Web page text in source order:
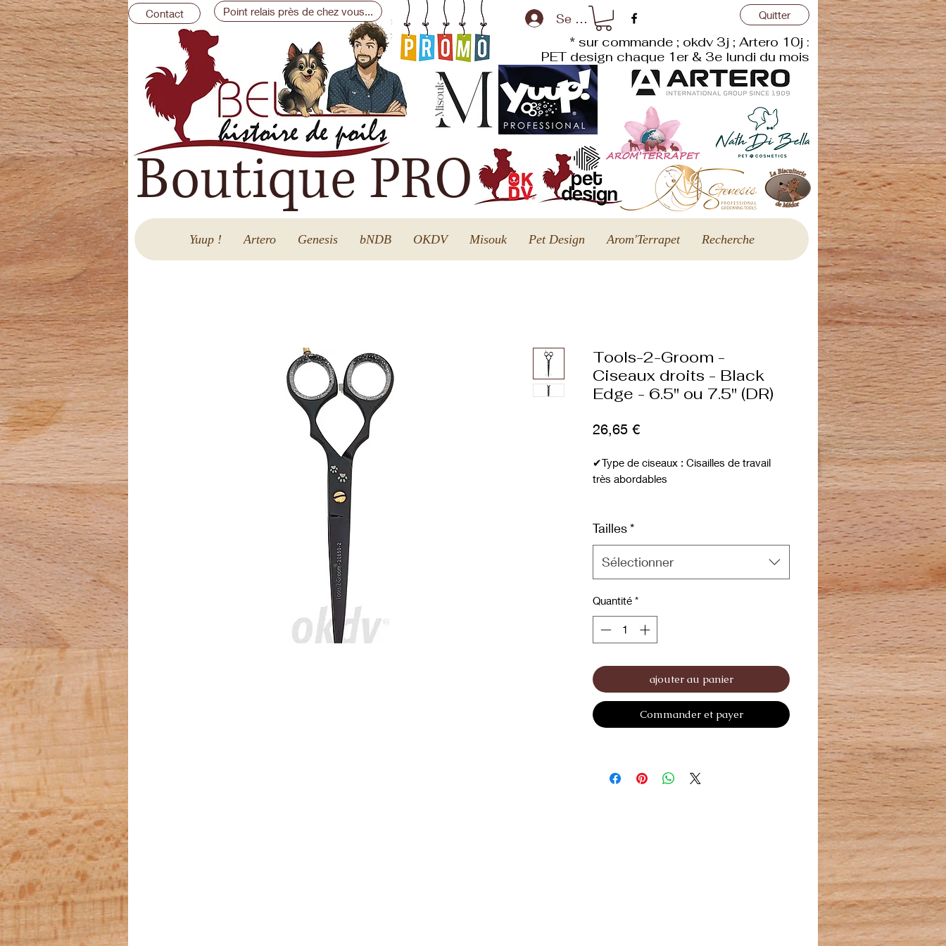
Contact Point relais près de chez vous... Se connecter
Boutique PRO
Quitter
* sur commande ; okdv 3j ; Artero 10j :
PET design chaque 1er & 3e lundi du mois
Yuup ! Artero Genesis bNDB OKDV Misouk Pet Design Arom'Terrapet Recherche
Tools-2-Groom -
Ciseaux droits - Black
Edge - 6.5" ou 7.5" (DR)
26,65 €Prix
✔Type de ciseaux : Cisailles de travail
très abordables
cisailles de travail, qui peuvent être
utilisées comme cisailles de travail
préliminaire ou éventuellement comme
cisailles de démarrage.
Tailles*
Sélectionner
Quantité *
ajouter au panier
Commander et payer